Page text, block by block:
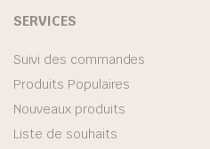
SERVICES
Suivi des commandes
Produits Populaires
Nouveaux produits
Liste de souhaits